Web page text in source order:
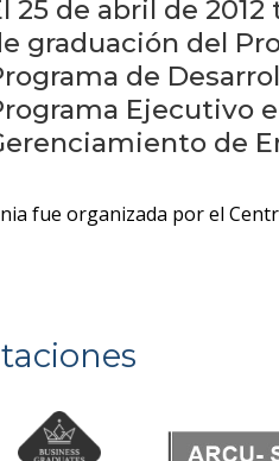
25 de abril de
graduación del
de
Ejecutivo
de
fue organizada por el